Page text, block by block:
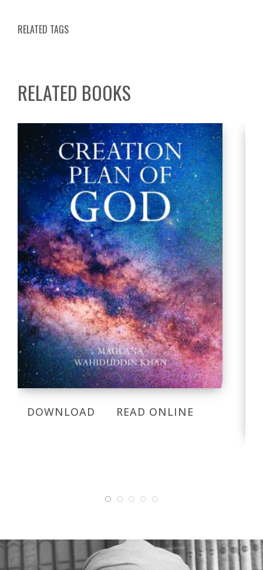
RELATED TAGS
RELATED BOOKS
DOWNLOAD READ ONLINE